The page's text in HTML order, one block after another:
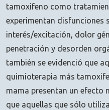
tamoxifeno como
experimentan disfunciones
interés/excitación, dolor
penetración y desorden
también se evidenció que
quimioterapia más
mama presentan un efecto
que aquellas que sólo